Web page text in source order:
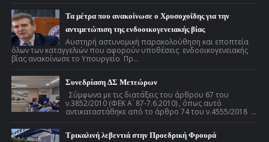
Τα μέτρα που ανακοίνωσε ο Χρυσοχοΐδης για την
αντιμετώπιση της ενδοοικογενειακής βίας
Αυστηρή αστυνομική παρακολούθηση και εποπτεία
όλων των καταγγελιών που αφορούν υποθέσεις ενδοοικογενειακής
βίας ανακοίνωσε το Υπουργείο Πρ...
Συνεδρίαση ΔΣ Μετεώρων
Σύμφωνα με τις διατάξεις του άρθρου 67 του
ν.3852/2010 (ΦΕΚ Α ́ 87-7.6.2010) , όπως αυτό
αντικαταστάθηκε από το άρθρο 74 του ν.4555/2018 ...
Τρικαλινή λεβεντιά στην Προεδρική Φρουρά